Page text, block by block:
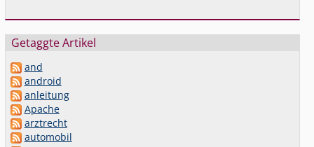
Getaggte Artikel
and
android
anleitung
Apache
arztrecht
automobil